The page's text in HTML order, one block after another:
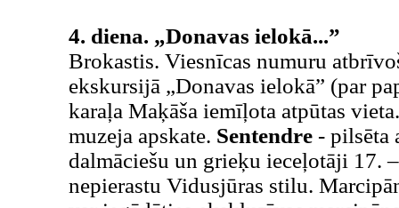
4. diena. „Donavas ielokā...”
Brokastis. Viesnīcas numuru
ekskursijā „Donavas ielokā” (par
karaļa Maķāša iemīļota atpūtas
muzeja apskate. Sentendre - pilsēta
dalmāciešu un grieķu ieceļotāji 17.
nepierastu Vidusjūras stilu.